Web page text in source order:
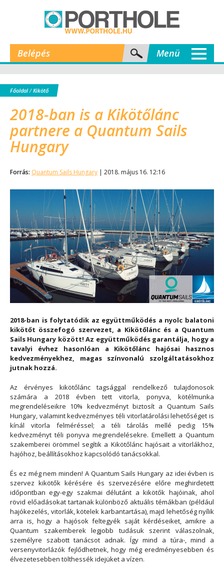
Belépés Menü
Főoldal/Kikötő
2018-ban is a Kikötőlánc
partnere a Quantum Sails
Hungary
Forrás: Quantum Sails Hungary | 2018. május 16. 12:16
2018-ban is folytatódik az együttműködés a nyolc balatoni
kikötőt összefogó szervezet, a Kikötőlánc és a Quantum
Sails Hungary között! Az együttműködés garantálja, hogy a
tavalyi évhez hasonlóan a Kikötőlánc hajósai hasznos
kedvezményekhez, magas színvonalú szolgáltatásokhoz
jutnak hozzá.
Az érvényes kikötőlánc tagsággal rendelkező tulajdonosok
számára a 2018 évben tett vitorla, ponyva, kötélmunka
megrendeléseikre 10% kedvezményt biztosít a Quantum Sails
Hungary, valamint kedvezményes téli vitorlatárolási lehetőséget is
kínál vitorla felméréssel; a téli tárolás mellé pedig 15%
kedvezményt téli ponyva megrendelésekre. Emellett a Quantum
szakemberei örömmel segítik a Kikötőlánc hajósait a vitorlákhoz,
hajóhoz, beállításokhoz kapcsolódó tanácsokkal.
És ez még nem minden! A Quantum Sails Hungary az idei évben is
szervez kikötők kérésére és szervezésére előre meghirdetett
időpontban egy-egy szakmai délutánt a kikötők hajóinak, ahol
rövid előadásokat tartanak különböző aktuális témákban (például
hajókezelés, vitorlák, kötelek karbantartása), majd lehetőség nyílik
arra is, hogy a hajósok feltegyék saját kérdéseiket, amikre a
Quantum szakemberek legjobb tudásuk szerint válaszolnak,
személyre szabott tanácsot adnak. Így mind a túra-, mind a
versenyvitorlázók fejlődhetnek, hogy még eredményesebben és
élvezetesebben tölthessék idejüket a vízen.